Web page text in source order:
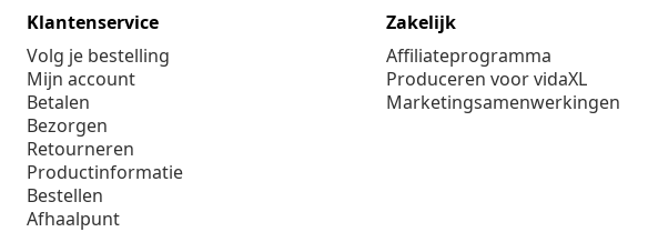
Klantenservice
Volg je bestelling
Mijn account
Betalen
Bezorgen
Retourneren
Productinformatie
Bestellen
Afhaalpunt
Zakelijk
Affiliateprogramma
Produceren voor vidaXL
Marketingsamenwerkingen